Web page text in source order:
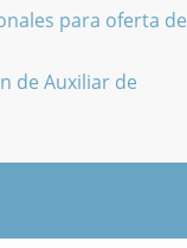
para oferta de
de Auxiliar de